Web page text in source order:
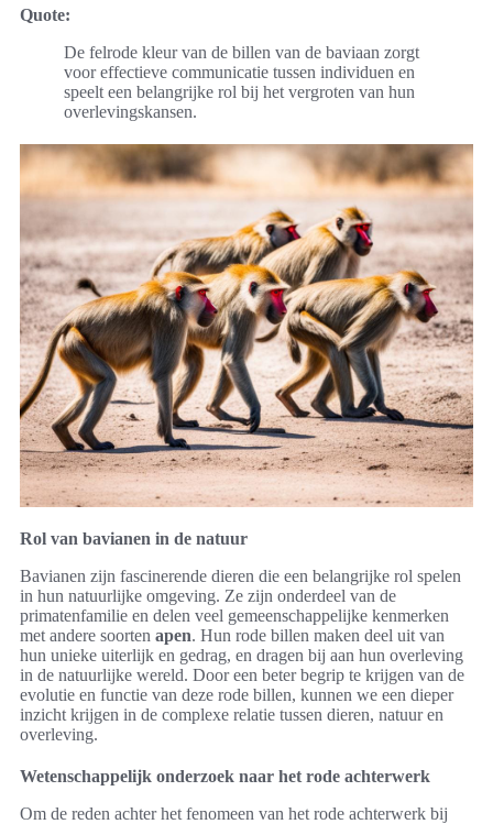
Quote:
De felrode kleur van de billen van de baviaan zorgt
voor effectieve communicatie tussen individuen en
speelt een belangrijke rol bij het vergroten van hun
overlevingskansen.
Rol van bavianen in de natuur
Bavianen zijn fascinerende dieren die een belangrijke rol spelen
in hun natuurlijke omgeving. Ze zijn onderdeel van de
primatenfamilie en delen veel gemeenschappelijke kenmerken
met andere soorten apen. Hun rode billen maken deel uit van
hun unieke uiterlijk en gedrag, en dragen bij aan hun overleving
in de natuurlijke wereld. Door een beter begrip te krijgen van de
evolutie en functie van deze rode billen, kunnen we een dieper
inzicht krijgen in de complexe relatie tussen dieren, natuur en
overleving.
Wetenschappelijk onderzoek naar het rode achterwerk
Om de reden achter het fenomeen van het rode achterwerk bij